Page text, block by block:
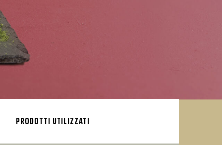
PRODOTTI UTILIZZATI